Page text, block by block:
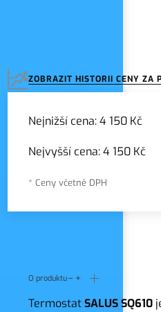
ZOBRAZIT HISTORII CENY ZA
Nejnižší cena:4 150 Kč
Nejvyšší cena:4 150 Kč
* Ceny včetně DPH
O produktu
TermostatSALUS SQ610